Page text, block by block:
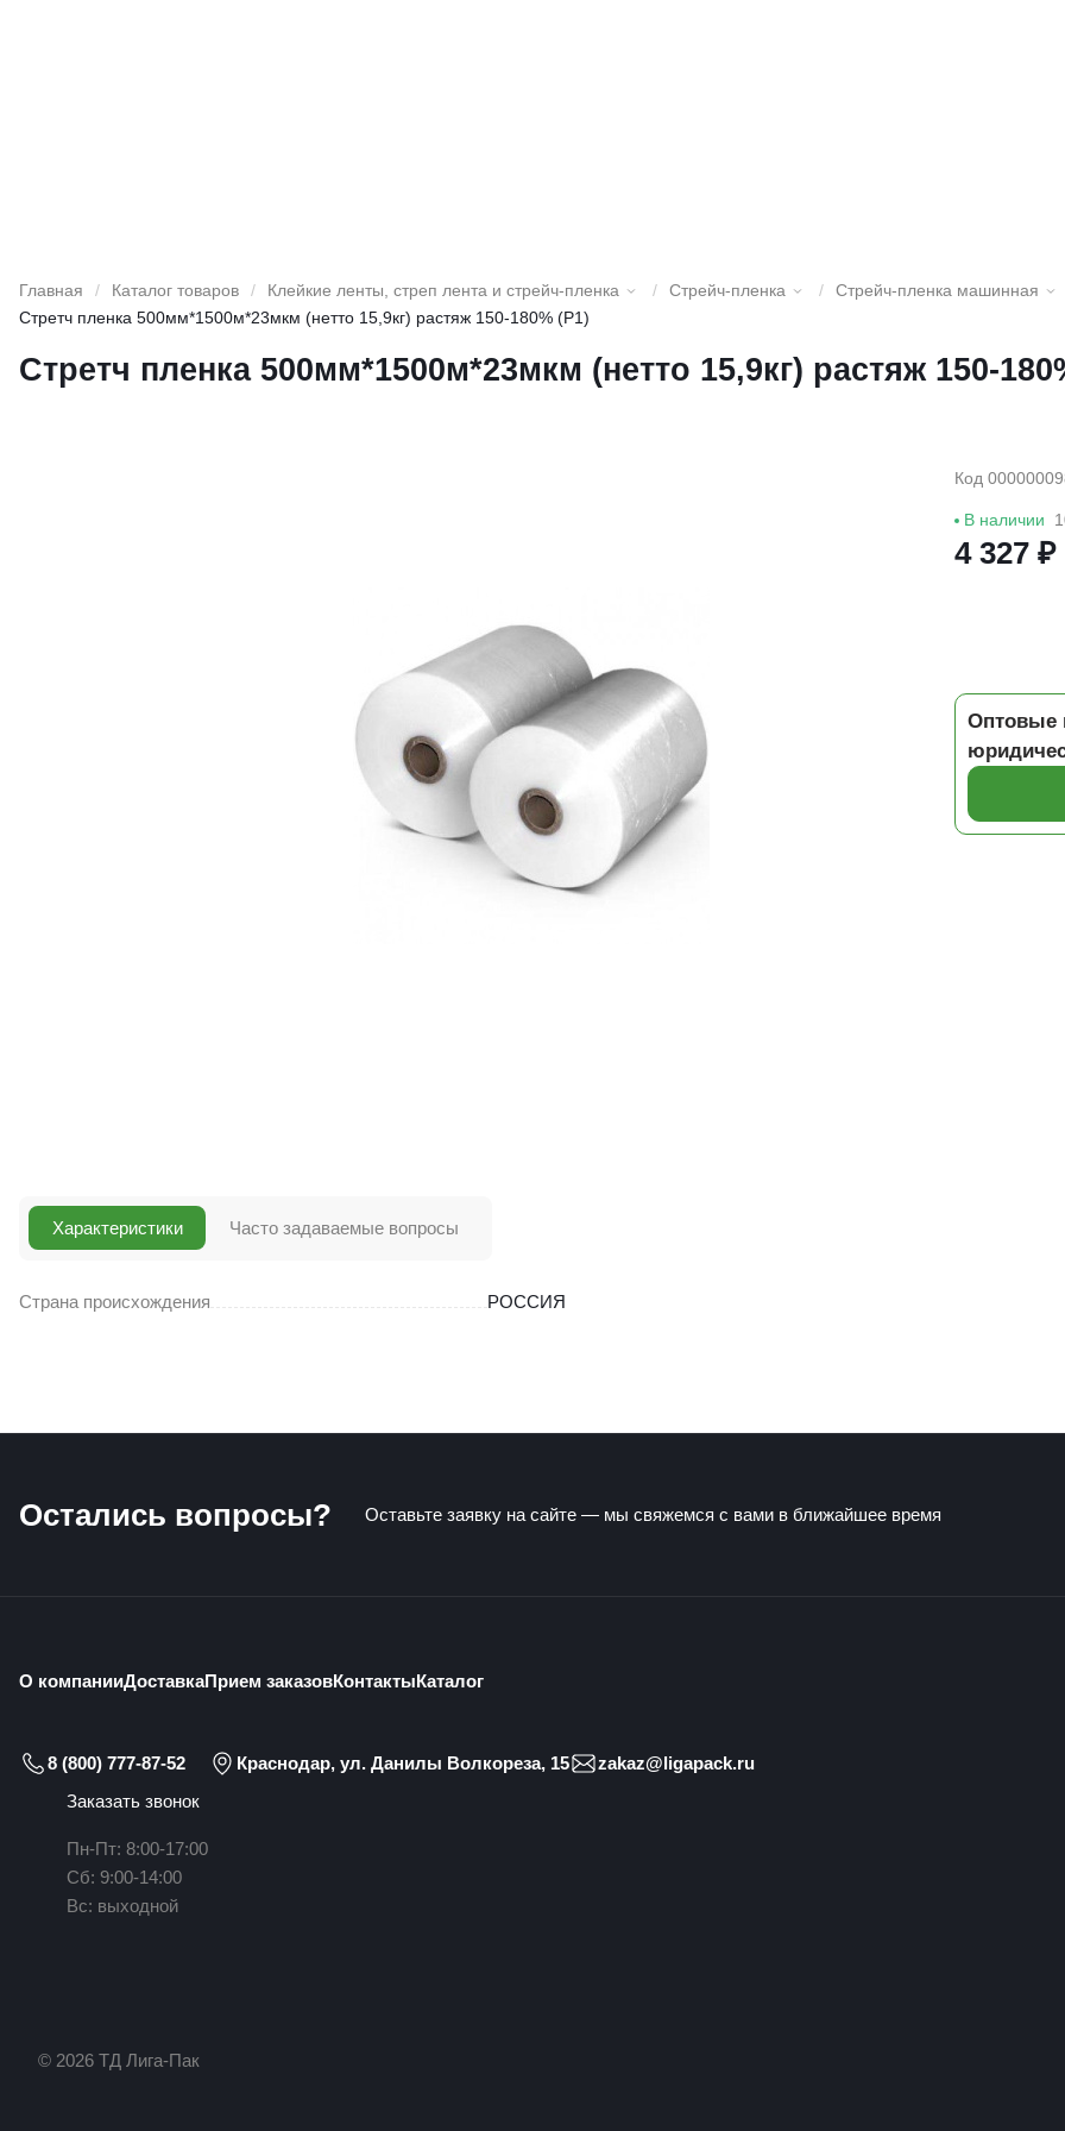
Главная / Каталог товаров / Клейкие ленты, стреп лента и стрейч-пленка / Стрейч-пленка / Стрейч-пленка машинная
Стретч пленка 500мм*1500м*23мкм (нетто 15,9кг) растяж 150-180% (Р1)
Стретч пленка 500мм*1500м*23мкм (нетто 15,9кг) растяж 150-
Код
В наличии
4 327 ₽
Оптовые
Характеристики
Страна происхождения РОССИЯ
Часто задаваемые вопросы
Остались вопросы? Оставьте заявку на сайте — мы свяжемся с вами в ближайшее время
О компанииДоставкаПрием заказовКонтактыКаталог
8 (800) 777-87-52
Заказать звонок
Пн-Пт: 8:00-17:00
Сб: 9:00-14:00
Вс: выходной
Краснодар, ул. Данилы Волкореза, 15 zakaz@ligapack.ru
© 2026 ТД Лига-Пак